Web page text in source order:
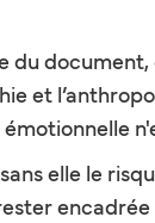
du
et
elle le